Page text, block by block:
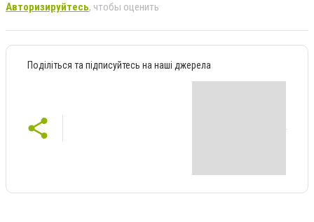
Авторизируйтесь, чтобы оценить
Поділіться та підписуйтесь на наші джерела